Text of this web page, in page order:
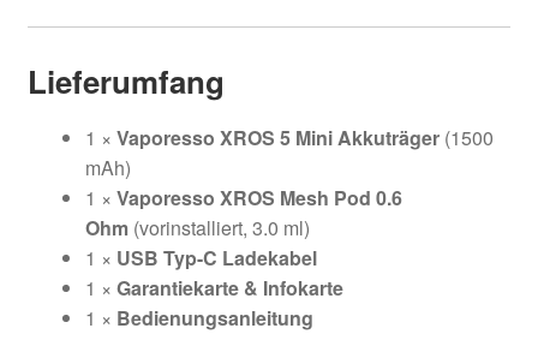
Lieferumfang
1 × Vaporesso XROS 5 Mini Akkuträger(1500
mAh)
1 × Vaporesso XROS Mesh Pod 0.6
Ohm(vorinstalliert, 3.0 ml)
1 × USB Typ-C Ladekabel
1 × Garantiekarte & Infokarte
1 × Bedienungsanleitung